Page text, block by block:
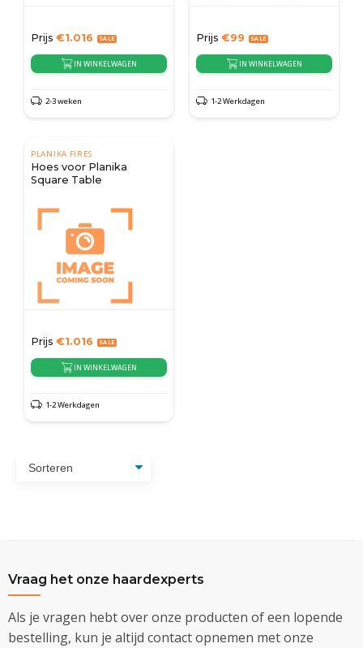
Prijs €1.016
IN WINKELWAGEN
2-3 weken
Prijs €99
IN WINKELWAGEN
1-2 Werkdagen
PLANIKA FIRES
Hoes voor Planika
Square Table
Prijs €1.016
IN WINKELWAGEN
1-2 Werkdagen
Vraag het onze haardexperts
Als je vragen hebt over onze producten of een lopende
bestelling, kun je altijd contact opnemen met onze